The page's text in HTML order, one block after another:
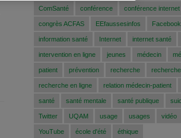
ComSanté conférence conférence
congrès ACFAS EEfaussesinfos Facebook
information santé Internet internet santé
intervention en ligne jeunes médecin
patient prévention recherche
recherche en ligne relation médecin-patient
santé santé mentale santé publique
Twitter UQAM usage usages vidéo
YouTube école d'été éthique